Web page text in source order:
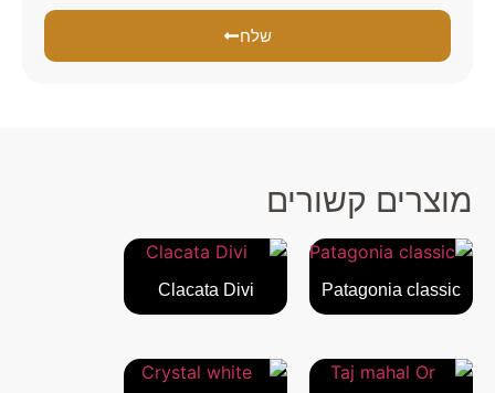
שלח
מוצרים קשורים
Patagonia classic
Clacata Divi